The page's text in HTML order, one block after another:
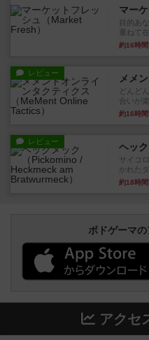
マー
目的あ
重ねて
約16時
レビュー メメ
どんど
合いが
約16時
レビュー ヘッ
サイコ
かれた
約18時
ボドゲーマ
アクセ